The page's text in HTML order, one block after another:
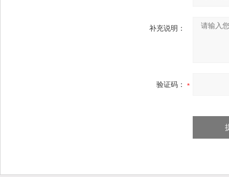
补充说明：
验证码：